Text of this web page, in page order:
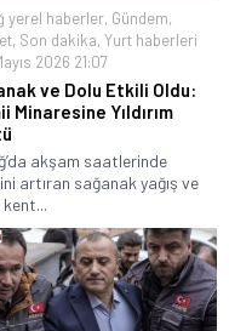
yerel haberler, Gündem,
, Son dakika, Yurt haberleri
2026 21:07
ve Dolu Etkili Oldu:
Minaresine Yıldırım
akşam saatlerinde
artıran sağanak yağış ve